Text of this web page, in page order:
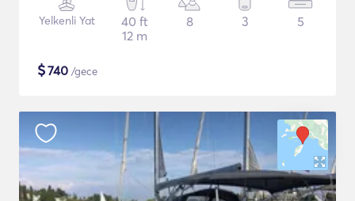
Yelkenli Yat
40 ft
12 m
8 3 5
$740 /gece